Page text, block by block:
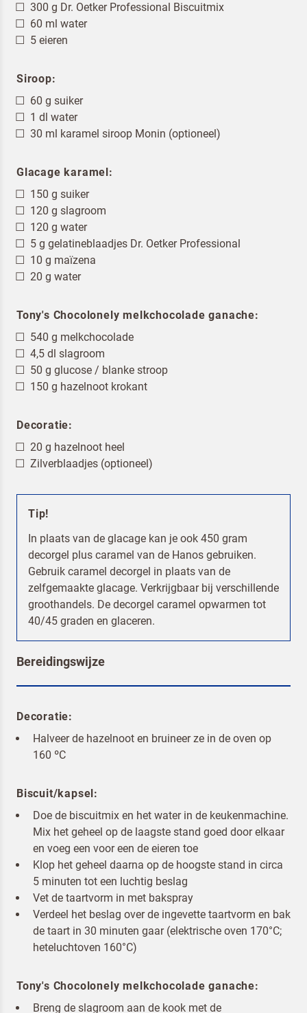
300 g Dr. Oetker Professional Biscuitmix
60 ml water
5 eieren
Siroop:
60 g suiker
1 dl water
30 ml karamel siroop Monin (optioneel)
Glacage karamel:
150 g suiker
120 g slagroom
120 g water
5 g gelatineblaadjes Dr. Oetker Professional
10 g maïzena
20 g water
Tony's Chocolonely melkchocolade ganache:
540 g melkchocolade
4,5 dl slagroom
50 g glucose / blanke stroop
150 g hazelnoot krokant
Decoratie:
20 g hazelnoot heel
Zilverblaadjes (optioneel)
Tip!
In plaats van de glacage kan je ook 450 gram
decorgel plus caramel van de Hanos gebruiken.
Gebruik caramel decorgel in plaats van de
zelfgemaakte glacage. Verkrijgbaar bij verschillende
groothandels. De decorgel caramel opwarmen tot
40/45 graden en glaceren.
Bereidingswijze
Decoratie:
Halveer de hazelnoot en bruineer ze in de oven op
160 ºC
Biscuit/kapsel:
Doe de biscuitmix en het water in de keukenmachine.
Mix het geheel op de laagste stand goed door elkaar
en voeg een voor een de eieren toe
Klop het geheel daarna op de hoogste stand in circa
5 minuten tot een luchtig beslag
Vet de taartvorm in met bakspray
Verdeel het beslag over de ingevette taartvorm en bak
de taart in 30 minuten gaar (elektrische oven 170°C;
heteluchtoven 160°C)
Tony's Chocolonely melkchocolade ganache:
Breng de slagroom aan de kook met de
Terugbelverzoek